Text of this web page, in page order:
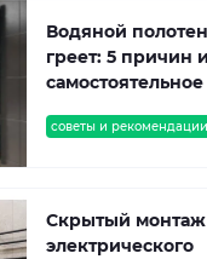
советы и рекомендации
Водяной
греет: 5 причин и
Скрытый монтаж
электрического